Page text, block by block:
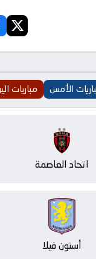
الأمس مباريات
اتحاد العاصمة
أستون فيلا